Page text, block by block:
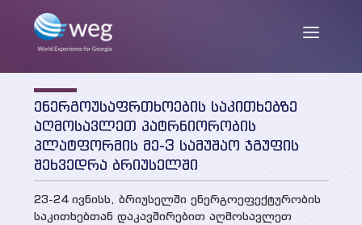
ENG / GEO
ჩვენ შესახებ
ენერგოუსაფრთხოების საკითხებზე
აღმოსავლეთ პატრნიორობის
პლატფორმის მე-3 სამუშაო ჯგუფის
შეხვედრა ბრიუსელში
23-24 ივნისს, ბრიუსელში ენერგოეფექტურობის
საკითხებთან დაკავშირებით აღმოსავლეთ